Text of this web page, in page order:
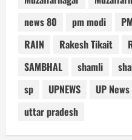
news 80
pm modi
RAIN
Rakesh Tikait
SAMBHAL
shamli
sp
UPNEWS UP News
uttar pradesh